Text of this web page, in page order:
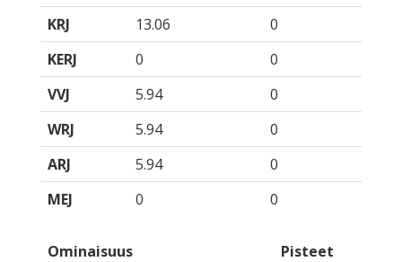
KRJ
13.06
0
KERJ
0
0
VVJ
5.94
0
WRJ
5.94
0
ARJ
5.94
0
MEJ
0 0
Ominaisuus
Pisteet